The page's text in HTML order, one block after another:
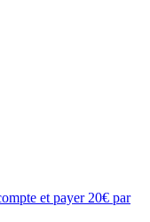
et payer 20€ par